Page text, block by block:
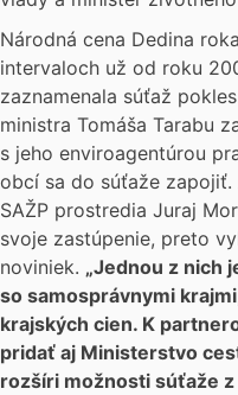
Národná cena Dedina
intervaloch už od roku
zaznamenala súťaž
ministra Tomáša Tarabu
s jeho enviroagentúrou
obcí sa do súťaže
SAŽP prostredia Juraj
svoje zastúpenie, preto
noviniek. „Jednou z nich
so samosprávnymi
krajských cien. K
pridať aj Ministerstvo
rozšíri možnosti súťaže